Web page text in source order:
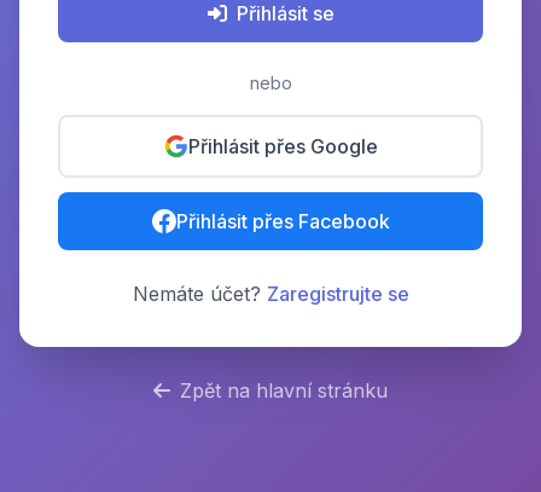
Přihlásit se
nebo
Přihlásit přes Google
Přihlásit přes Facebook
Nemáte účet? Zaregistrujte se
Zpět na hlavní stránku